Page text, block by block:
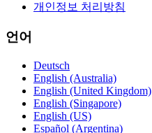
개인정보 처리방침
언어
Deutsch
English (Australia)
English (United Kingdom)
English (Singapore)
English (US)
Español (Argentina)